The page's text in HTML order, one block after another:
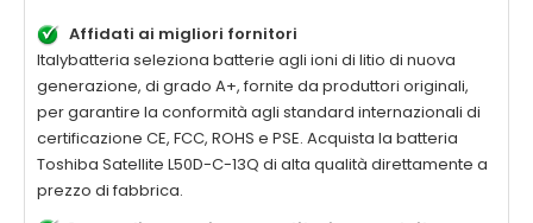
Affidati ai migliori fornitori
Italybatteria seleziona batterie agli ioni di litio di nuova
generazione, di grado A+, fornite da produttori originali,
per garantire la conformità agli standard internazionali di
certificazione CE, FCC, ROHS e PSE. Acquista la batteria
Toshiba Satellite L50D-C-13Q di alta qualità direttamente a
prezzo di fabbrica.